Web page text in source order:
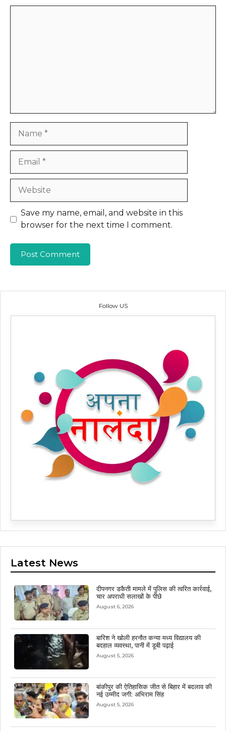
Website
Save my name, email, and website in this
browser for the next time I comment.
Follow US
Latest News
दीपनगर डकैती मामले में पुलिस की त्वरित कार्रवाई,
चार अपराधी सलाखों के पीछे
August 6, 2026
बारिश ने खोली हरनौत कन्या मध्य विद्यालय की
बदहाल व्यवस्था, पानी में डूबी पढ़ाई
August 5, 2026
बांकीपुर की ऐतिहासिक जीत से बिहार में बदलाव की
नई उम्मीद जगी: अभिराम सिंह
August 5, 2026